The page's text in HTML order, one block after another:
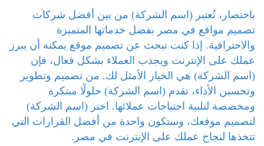
باختصار، تُعتبر (اسم الشركة) من بين أفضل شركات
تصميم مواقع في مصر بفضل خدماتها المتميزة
والاحترافية. إذا كنت تبحث عن تصميم موقع يمكنه أن يبرز
عملك على الإنترنت ويجذب العملاء بشكل فعال، فإن
(اسم الشركة) هي الخيار الأمثل لك. من تصميم وتطوير
وتحسين الأداء، تقدم (اسم الشركة) حلولًا مبتكرة
ومخصصة لتلبية احتياجات عملائها. اختر (اسم الشركة)
لتصميم موقعك، وستكون واحدة من أفضل القرارات التي
تتخذها لنجاح عملك على الإنترنت في مصر.